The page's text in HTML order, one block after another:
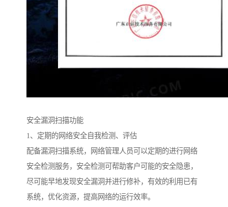
安全漏洞扫描功能
1、定期的网络安全自我检测、评估
配备漏洞扫描系统，网络管理人员可以定期的进行网络
安全检测服务，安全检测可帮助客户可能的安全隐患，
尽可能早地发现安全漏洞并进行修补，有效的利用已有
系统，优化资源，提高网络的运行效率。